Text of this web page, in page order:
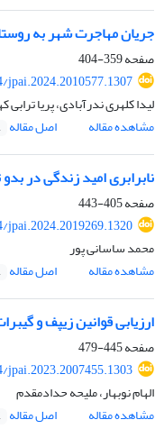
جریان مهاجرت شهر به روستا در ایران طی سال‌های
صفحه359-404
jpai.2024.2010577.1307
لیدا کلهری ندرآبادی، پریا
مشاهده مقاله
اصل مقاله
نابرابری امید زندگی در
صفحه405-443
jpai.2024.2019269.1320
محمد ساسانی پور
مشاهده مقاله
اصل مقاله
ارزیابی قوانین زیپف و
صفحه445-479
jpai.2023.2007455.1303
الهام نوبهار، ملیحه حدادمقدم
مشاهده مقاله
اصل مقاله